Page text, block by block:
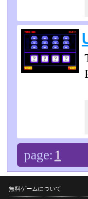
page: 1
無料ゲームについて